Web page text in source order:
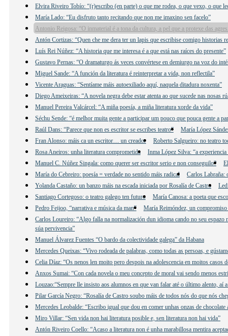
Elvira Riveiro Tobío: “(r)escribo (en parte) o que me rodea, o que vexo, o que
María Lado: “Eu disfruto tanto recitando que non me imaxino sen facelo”
Antonio Reigosa: “O inmaterial é a tona da cultura, a pel que a protexe das
Antón Cortizas: “Quen che me dera ter un lapis que escribise comigo historias
Luís Rei Núñez: “A historia que me interesa é a que está nas raíces do presente”
Gustavo Pernas: “O dramaturgo ás veces convértese en demiurgo na voz do
Miguel Sande: “A función da literatura é reinterpretar a vida, non reflectila”
Vicente Araguas: “Sentíame máis autoexiliado aquí, naquela ditadura noxenta”
Diego Ameixeiras: “A novela negra debe estar atenta ao que sucede nas nosas
Manuel Pereira Valcárcel: “A miña poesía, a miña literatura xorde da vida”
Séchu Sende: “é melhor muita gente a participar um pouco que pouca gente a
Raúl Dans: “Parece que non es escritor se escribes teatro”
María López
Fran Alonso: máis ca un escritor… un creador
Roberto Salgueiro: no teatro
Rosa Aneiros: unha literatura comprometida
Inma López Silva: “a
Manuel C. Núñez Singala: como querer ser escritor serio e non conseguilo?
María do Cebreiro: poesía = verdade no sentido máis radical
Carlos Labraña:
Yolanda Castaño: un banzo máis na escada iniciada por Rosalía de Castro
Santiago Cortegoso: o teatro galego ten futuro
María Canosa: a poeta que
Pedro Feijoo, “narrativa e música da man”
María Reimóndez, un compromiso
Carlos Loureiro: “Algo falla na normalización dun idioma cando no seu
súa pervivencia”
Manuel Álvarez Fuentes “O bardo da colectividade galega” da Habana
Mercedes Queixas: “Vivo rodeada de palabras, como todas as persoas, e
Celia Díaz: “Os nenos len moito pero despois na adolescencia en moitos casos
Anxos Sumai: “Con cada novela o meu concepto de moral vai sendo menos
Louzao:“Sempre lle insisto aos alumnos en que van falar até o último alento, aí
Pilar García Negro: “Rosalía de Castro soubo máis de todos nós do que nós
Mercedes Leobalde: “Escribo igual que dou en comer unhas onzas de chocolate
Miro Villar: “Sen vida non hai literatura posible e, sen literatura non hai vida”
Antón Riveiro Coello: “Acaso a literatura non é unha marabillosa mentira